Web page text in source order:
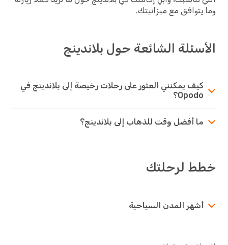
وما يتوافق مع ميزانيتك.
الأسئلة الشائعة حول بلاندينج
كيف يمكنني العثور على رحلات رخيصة إلى بلاندينج في
Opodo؟
ما أفضل وقت للذهاب إلى بلاندينج؟
خطط لرحلتك
أشهر المدن السياحية